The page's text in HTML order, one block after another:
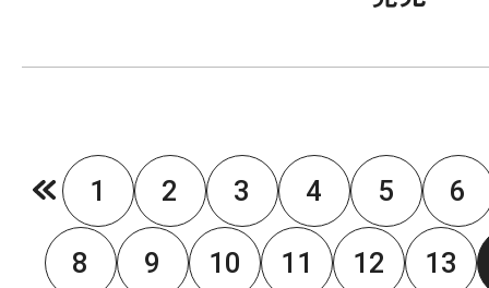
1 2 3 4 5 6
8 9 10 11 12 13